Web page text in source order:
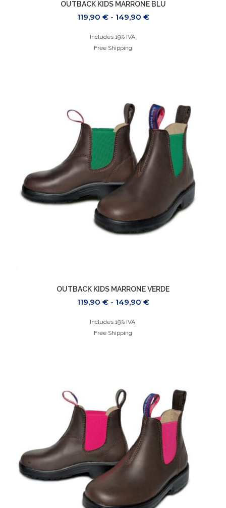
OUTBACK KIDS MARRONE BLU
119,90 € - 149,90 €
Includes 19% IVA.
Free Shipping
OUTBACK KIDS MARRONE VERDE
119,90 € - 149,90 €
Includes 19% IVA.
Free Shipping